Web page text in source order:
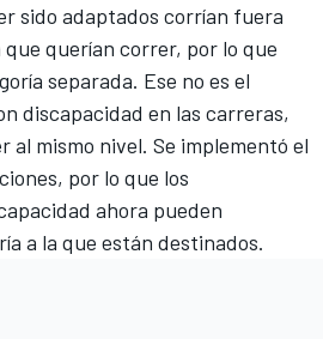
sido adaptados corrían fuera
querían correr, por lo que
separada. Ese no es el
discapacidad en las carreras,
al mismo nivel. Se implementó el
por lo que los
ahora pueden
a la que están destinados.